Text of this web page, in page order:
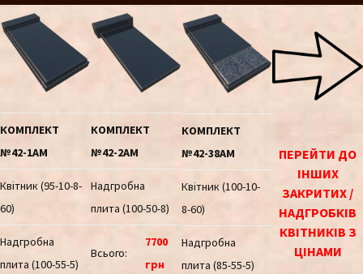
КОМПЛЕКТ
№42-1АМ
Квітник (95-10-8-
60)
Надгробна
плита (100-55-5)
КОМПЛЕКТ
№42-2АМ
Надгробна
плита (100-50-8)
Всього:
7700
грн
КОМПЛЕКТ
№42-38АМ
Квітник (100-10-
8-60)
Надгробна
плита (85-55-5)
ПЕРЕЙТИ ДО
ІНШИХ
ЗАКРИТИХ /
НАДГРОБКІВ
КВІТНИКІВ З
ЦІНАМИ